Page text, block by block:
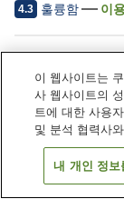
4.3 훌륭함 이
송영 서비스
노천탕
이 웹사이트는
사 웹사이트의
트에 대한 사용
및 분석 협력사
내 개인 정보